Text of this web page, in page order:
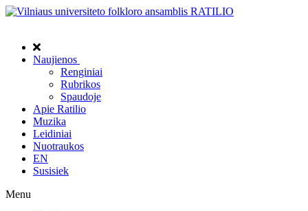
Naujienos
Renginiai
Rubrikos
Spaudoje
Apie Ratilio
Muzika
Leidiniai
Nuotraukos
EN
Susisiek
Menu